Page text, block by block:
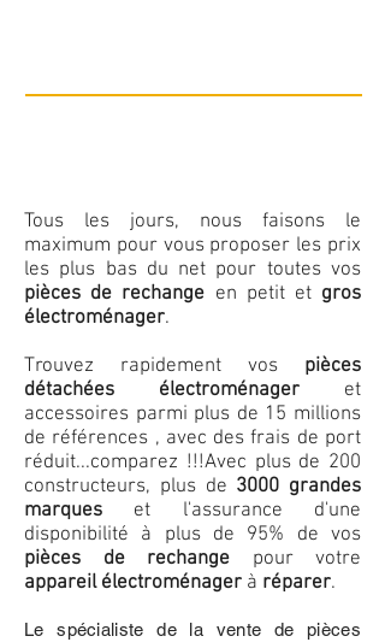
Tous les jours, nous faisons le
maximum pour vous proposer les prix
les plus bas du net pour toutes vos
pièces de rechange en petit et gros
électroménager.
Trouvez rapidement vos pièces
détachées électroménager et
accessoires parmi plus de 15 millions
de références , avec des frais de port
réduit...comparez !!!Avec plus de 200
constructeurs, plus de 3000 grandes
marques et l'assurance d'une
disponibilité à plus de 95% de vos
pièces de rechange pour votre
appareil électroménager à réparer.
Le spécialiste de la vente de pièces